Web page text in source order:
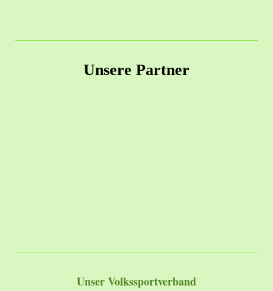
Unsere Partner
Unser Volkssportverband